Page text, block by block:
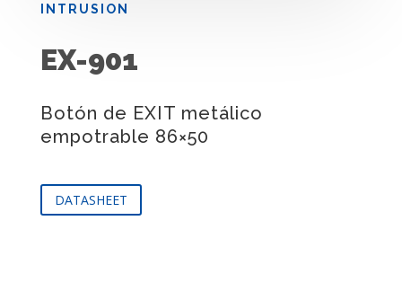
INTRUSION
EX-901
Botón de EXIT metálico
empotrable 86×50
DATASHEET